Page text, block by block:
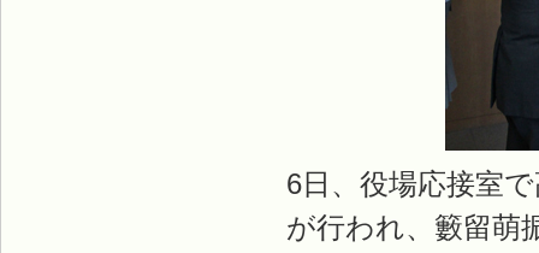
6日、役場応接室
が行われ、籔留萌